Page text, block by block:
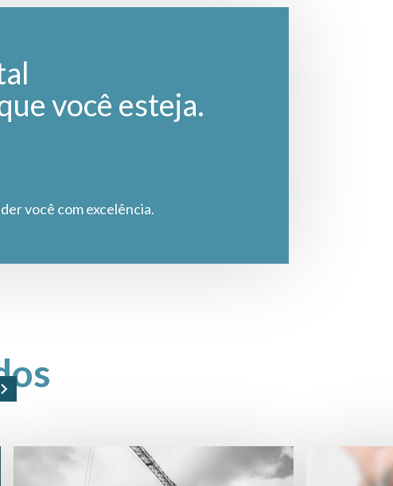
você esteja.
você com excelência.